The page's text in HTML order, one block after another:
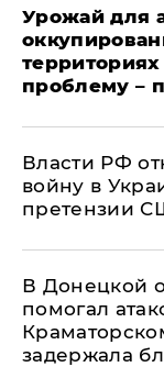
Урожай для
проблему –
Власти РФ
войну в
претензии
В Донецкой
помогал
задержала